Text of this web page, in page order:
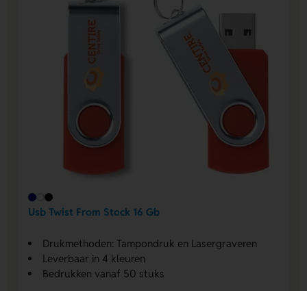
Usb Twist From Stock 16 Gb
Drukmethoden: Tampondruk en Lasergraveren
Leverbaar in 4 kleuren
Bedrukken vanaf 50 stuks